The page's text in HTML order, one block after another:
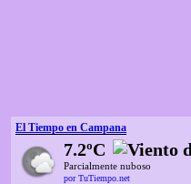
El Tiempo en Campana
7.2ºC
Parcialmente nuboso
por TuTiempo.net